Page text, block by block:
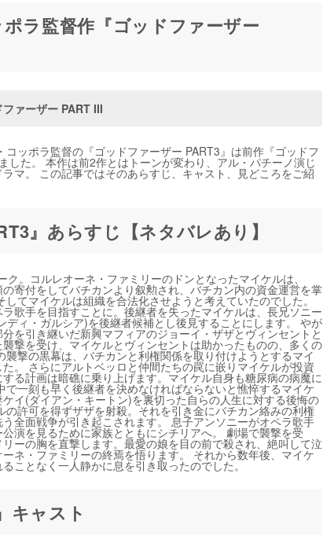
ラ監督作『ゴッドファーザー
ファーザー PART III
ッポラ監督の『ゴッドファーザー PART3』は前作『ゴッドフ
した。 本作は前2作とはトーンが変わり、アル・パチーノ演じ
マ。 この記事ではそのあらすじ、キャスト、見どころをご紹
』あらすじ【ネタバレあり】
。コルレオーネ・ファミリーのドンとなったマイケルは、
寄付をしてバチカンより叙勲され、バチカン内の資金運営を掌
てマイケルは組織を合法化させようと考えていたのでした。
歌手を目指すことに。後継者を失ったマイケルは、長兄ソニー
ィ・ガルシア)を後継者候補とし後見することにします。 やが
を引き継いだ新興マフィアのジョーイ・ザザとヴィンセントと
撃を受け、マイケルとヴィンセントは助かったものの、多くの
撃の黒幕は、バチカンと利権関係を取り付けようとするマイ
。 さらにアルトベッロと仲間たちの罠に嵌りマイケルが投資
る計画は暗礁に乗り上げます。マイケル自身も糖尿病の病魔に
一刻も早く後継者を決めなければならないと憔悴するマイケ
イ(ダイアン・キートン)を裏切った自らの人生に対する後悔の
許可を得ずザザを射殺。それを引き金にバチカン絡みの利権
全面戦争が引き起こされます。 息子アンソニーがオペラ歌手
演を見るために家族とともにシチリアへ。 劇場で襲撃を受
ーの胸を直撃します。最愛の娘を目の前で殺され、絶叫して泣
ネ・ファミリーの終焉を悟ります。 それから数年後、マイケ
ことなく一人静かに息を引き取ったのでした。
キャスト